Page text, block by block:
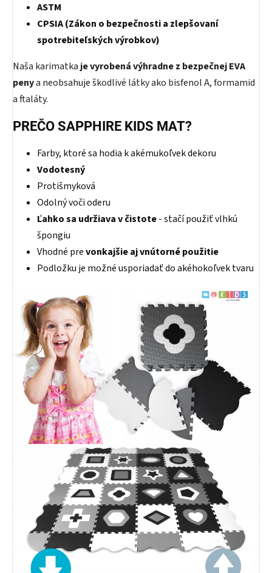
ASTM
CPSIA (Zákon o bezpečnosti a zlepšovaní
spotrebiteľských výrobkov)
Naša karimatkaje vyrobená výhradne z bezpečnej EVA
penya neobsahuje škodlivé látky ako bisfenol A, formamid
a ftaláty.
PREČO SAPPHIRE KIDS MAT?
Farby, ktoré sa hodia k akémukoľvek dekoru
Vodotesný
Protišmyková
Odolný voči oderu
Ľahko sa udržiava v čistote- stačí použiť vlhkú
špongiu
Vhodné prevonkajšie aj vnútorné použitie
Podložku je možné usporiadať do akéhokoľvek tvaru